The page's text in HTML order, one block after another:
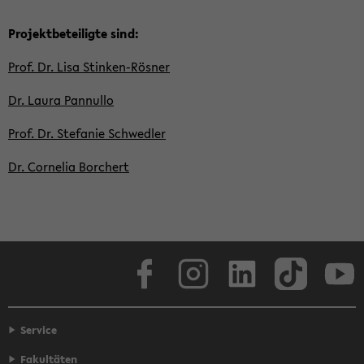
Pro­jekt­be­tei­lig­te sind:
Prof. Dr. Lisa Stinken-​Rösner
Dr. Laura Pan­nullo
Prof. Dr. Ste­fa­nie Schwed­ler
Dr. Cor­ne­lia Bor­chert
Face­book
Service
Fakultäten